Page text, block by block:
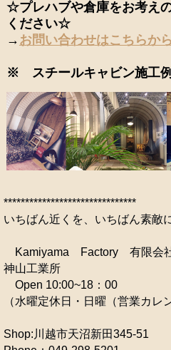
☆プレハブや倉庫をお考え
ください☆
→ お問い合わせはこちらから
※ スチールキャビン施
*******************************
いちばん近くを、いちばん素敵
Kamiyama Factory 有限会
神山工業所
Open 10:00~18：00
（水曜定休日・日曜（営業カレ
Shop:川越市天沼新田345-51